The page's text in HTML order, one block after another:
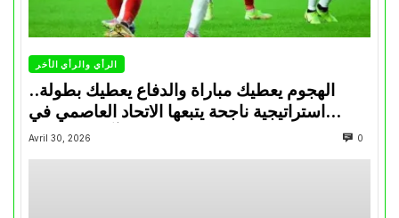
الرأي والرأي الأخر
الهجوم يعطيك مباراة والدفاع يعطيك بطولة..
استراتيجية ناجحة يتبعها الاتحاد العاصمي في
تتويجاته آخر السنوات
Avril 30, 2026 0